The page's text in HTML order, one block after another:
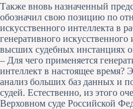
Также вновь назначенный
обозначил свою позицию по
искусственного интеллекта в
генеративного искусственного
высших судебных инстанциях
– Для чего применяется
интеллект в настоящее время?
анализ больших баз данных и
судей. Естественно, из этого
Верховном суде Российской